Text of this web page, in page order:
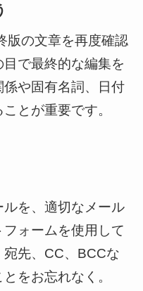
版の文章を再度確認
で最終的な編集を
や固有名詞、日付
とが重要です。
を、適切なメール
ォームを使用して
先、CC、BCCな
をお忘れなく。